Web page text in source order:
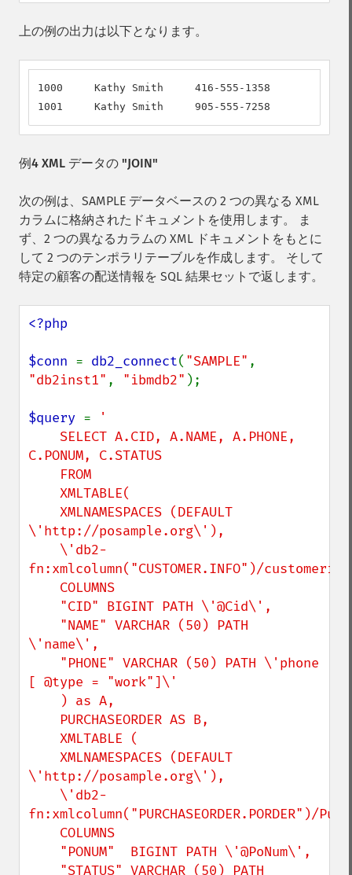
上の例の出力は以下となります。
1000     Kathy Smith     416-555-1358
1001     Kathy Smith     905-555-7258
例4 XML データの "JOIN"
次の例は、SAMPLE データベースの 2 つの異なる XML
カラムに格納されたドキュメントを使用します。 ま
ず、2 つの異なるカラムの XML ドキュメントをもとに
して 2 つのテンポラリテーブルを作成します。 そして
特定の顧客の配送情報を SQL 結果セットで返します。
<?php
$conn = db2_connect( "SAMPLE"
"db2inst1" , "ibmdb2" );
$query =
'
C.PONUM, C.STATUS
\'http://posample.org\'),
fn:xmlcolumn("CUSTOMER.INFO")/
\'name\',
[ @type = "work"]\'
\'http://posample.org\'),
fn:xmlcolumn("PURCHASEORDER.PORDER")/